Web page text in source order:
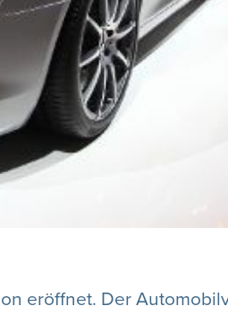
eröffnet. Der